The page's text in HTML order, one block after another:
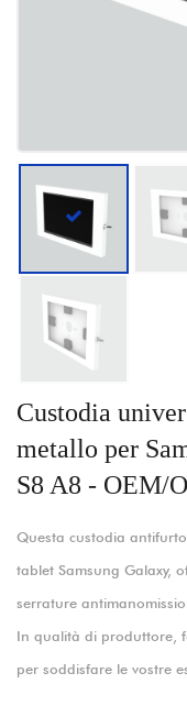
Custodia
metallo per
S8 A8 - OEM/
Questa custodia
tablet Samsung Galaxy,
serrature
In qualità di produttore,
per soddisfare le vostre